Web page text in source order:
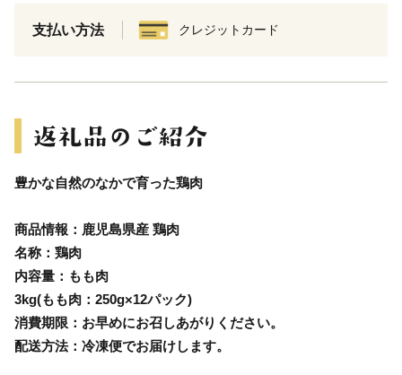
支払い方法 クレジットカード
豊かな自然のなかで育った鶏肉
商品情報：鹿児島県産 鶏肉
名称：鶏肉
内容量：もも肉
3kg(もも肉：250g×12パック)
消費期限：お早めにお召しあがりください。
配送方法：冷凍便でお届けします。